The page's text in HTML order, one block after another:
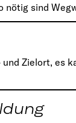
nötig sind
Zielort, es